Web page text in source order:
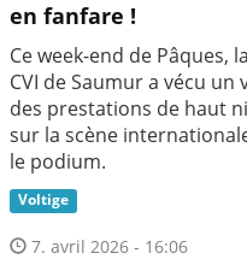
en fanfare !
Ce week-end de Pâques,
CVI de Saumur a vécu un
des prestations de haut
sur la scène
le podium.
Voltige
7. avril 2026 - 16:06